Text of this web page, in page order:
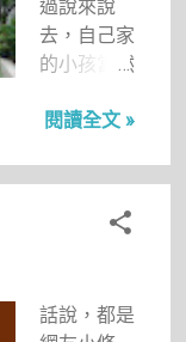
過說來說
去，自己家
的小孩當然
囉，所以每
都忍不住幫
陳小小熊拍
很多照片，
跳舞超好玩
閱讀全文 »
話說，都是